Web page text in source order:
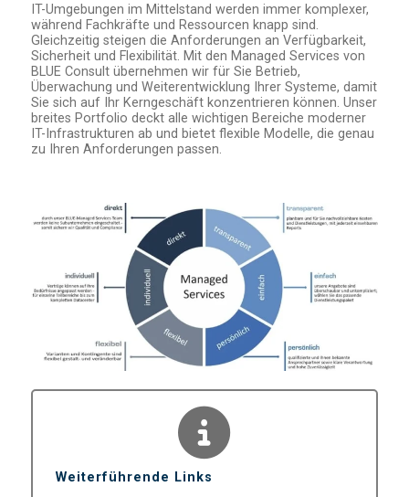
IT-Umgebungen im Mittelstand werden immer komplexer,
während Fachkräfte und Ressourcen knapp sind.
Gleichzeitig steigen die Anforderungen an Verfügbarkeit,
Sicherheit und Flexibilität. Mit den Managed Services von
BLUE Consult übernehmen wir für Sie Betrieb,
Überwachung und Weiterentwicklung Ihrer Systeme, damit
Sie sich auf Ihr Kerngeschäft konzentrieren können. Unser
breites Portfolio deckt alle wichtigen Bereiche moderner
IT-Infrastrukturen ab und bietet flexible Modelle, die genau
zu Ihren Anforderungen passen.
Weiterführende Links